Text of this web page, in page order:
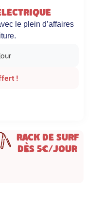
le plein d’affaires
!
Rack de surf
dès 5€/jour